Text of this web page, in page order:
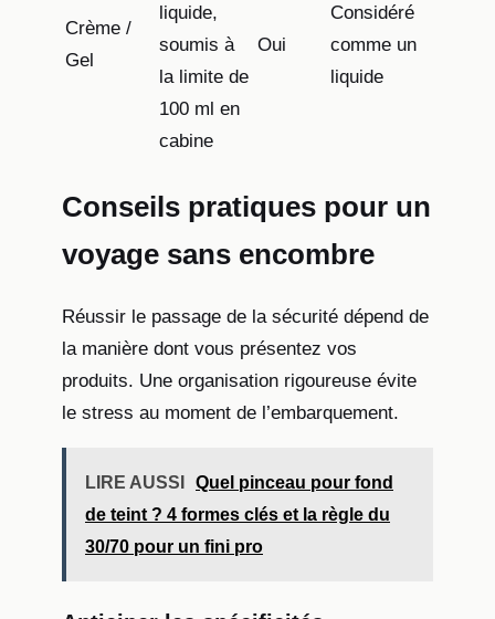
Crème /
Gel
liquide,
soumis à
la limite de
100 ml en
cabine
Oui
Considéré
comme un
liquide
Conseils pratiques pour un
voyage sans encombre
Réussir le passage de la sécurité dépend de
la manière dont vous présentez vos
produits. Une organisation rigoureuse évite
le stress au moment de l’embarquement.
LIRE AUSSI
Quel pinceau pour fond
de teint ? 4 formes clés et la règle du
30/70 pour un fini pro